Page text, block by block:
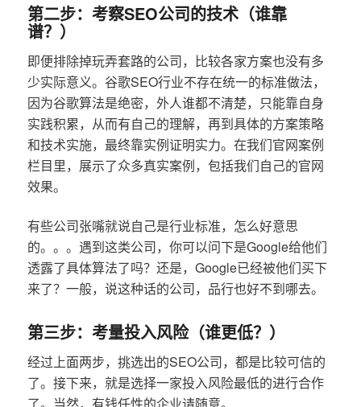
第二步：考察SEO公司的技术（谁靠
谱？）
即便排除掉玩弄套路的公司，比较各家方案也没有多
少实际意义。谷歌SEO行业不存在统一的标准做法，
因为谷歌算法是绝密，外人谁都不清楚，只能靠自身
实践积累，从而有自己的理解，再到具体的方案策略
和技术实施，最终靠实例证明实力。在我们官网案例
栏目里，展示了众多真实案例，包括我们自己的官网
效果。
有些公司张嘴就说自己是行业标准，怎么好意思
的。。。遇到这类公司，你可以问下是Google给他们
透露了具体算法了吗？还是，Google已经被他们买下
来了？一般，说这种话的公司，品行也好不到哪去。
第三步：考量投入风险（谁更低？）
经过上面两步，挑选出的SEO公司，都是比较可信的
了。接下来，就是选择一家投入风险最低的进行合作